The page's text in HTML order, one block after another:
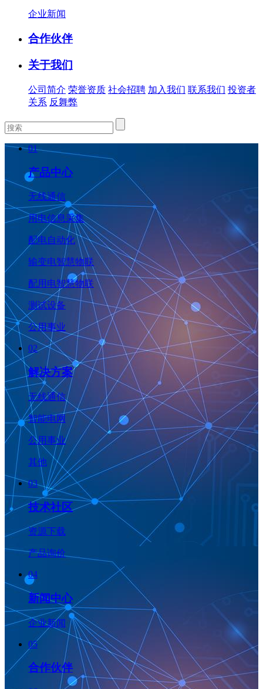
企业新闻
合作伙伴
关于我们
公司简介 荣誉资质 社会招聘 加入我们 联系我们 投资者
关系 反舞弊
01
产品中心
无线通信
用电信息采集
配电自动化
输变电智慧物联
配用电智慧物联
测试设备
公用事业
02
解决方案
无线通信
智能电网
公用事业
其他
03
技术社区
资源下载
产品询价
04
新闻中心
企业新闻
05
合作伙伴